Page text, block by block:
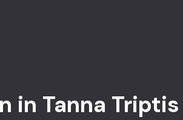
in Tanna Triptis